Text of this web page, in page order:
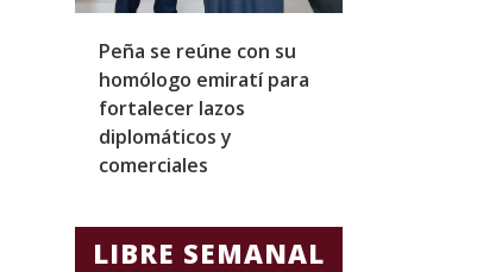
Peña se reúne con su
homólogo emiratí para
fortalecer lazos
diplomáticos y
comerciales
LIBRE SEMANAL